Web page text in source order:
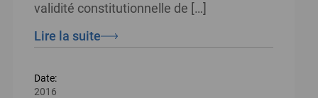
validité constitutionnelle de […]
Lire la suite
Date:
2016